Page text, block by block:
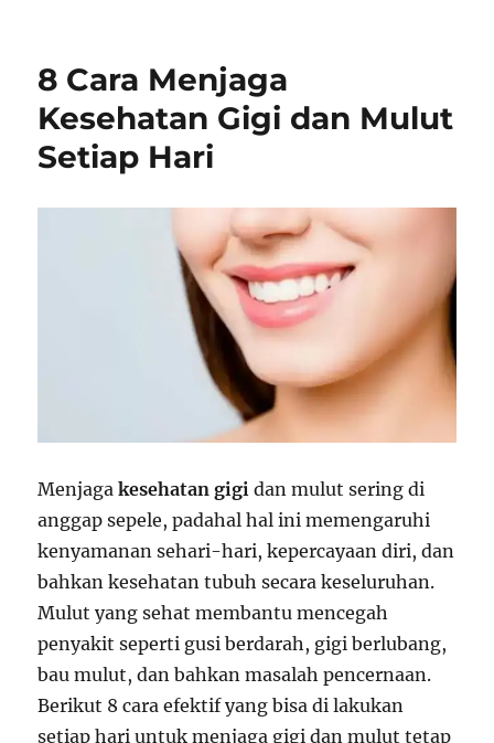
8 Cara Menjaga
Kesehatan Gigi dan Mulut
Setiap Hari
Menjagakesehatan gigi dan mulut sering di
anggap sepele, padahal hal ini memengaruhi
kenyamanan sehari-hari, kepercayaan diri, dan
bahkan kesehatan tubuh secara keseluruhan.
Mulut yang sehat membantu mencegah
penyakit seperti gusi berdarah, gigi berlubang,
bau mulut, dan bahkan masalah pencernaan.
Berikut 8 cara efektif yang bisa di lakukan
setiap hari untuk menjaga gigi dan mulut tetap